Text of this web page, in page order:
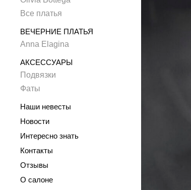
Все платья
ВЕЧЕРНИЕ ПЛАТЬЯ
Anna Elagina
АКСЕССУАРЫ
Подвязки
Фаты
Наши невесты
Новости
Интересно знать
Контакты
Отзывы
О салоне